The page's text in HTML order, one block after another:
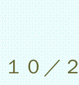
１０